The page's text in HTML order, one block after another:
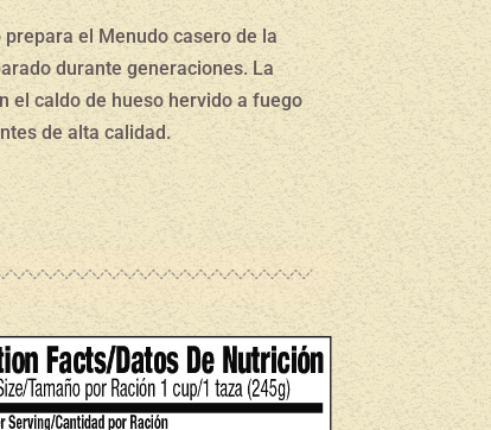
el Menudo casero de la
durante generaciones. La
el caldo de hueso hervido a fuego
de alta calidad.